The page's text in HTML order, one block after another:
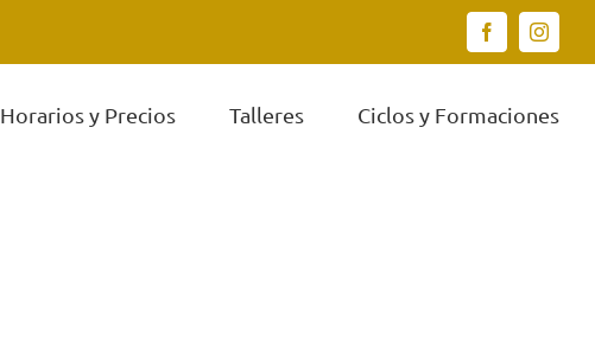
Facebook
Horarios y Precios Talleres Ciclos y Formaciones